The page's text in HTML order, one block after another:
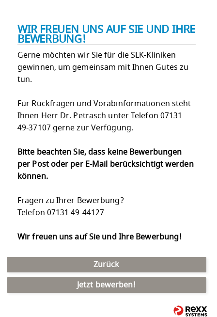
WIR FREUEN UNS AUF SIE UND IHRE
BEWERBUNG!
Gerne möchten wir Sie für die SLK-Kliniken
gewinnen, um gemeinsam mit Ihnen Gutes zu
tun.
Für Rückfragen und Vorabinformationen steht
Ihnen Herr Dr. Petrasch unter Telefon 07131
49-37107 gerne zur Verfügung.
Bitte beachten Sie, dass keine Bewerbungen
per Post oder per E-Mail berücksichtigt werden
können.
Fragen zu Ihrer Bewerbung?
Telefon 07131 49-44127
Wir freuen uns auf Sie und Ihre Bewerbung!
Zurück
Jetzt bewerben!